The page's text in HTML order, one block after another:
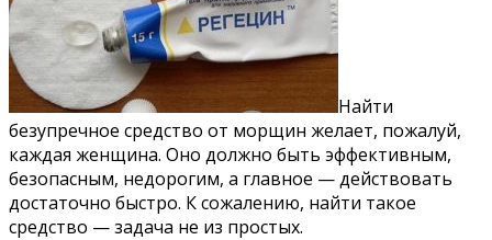
Найти
безупречное средство от морщин желает, пожалуй,
каждая женщина. Оно должно быть эффективным,
безопасным, недорогим, а главное — действовать
достаточно быстро. К сожалению, найти такое
средство — задача не из простых.